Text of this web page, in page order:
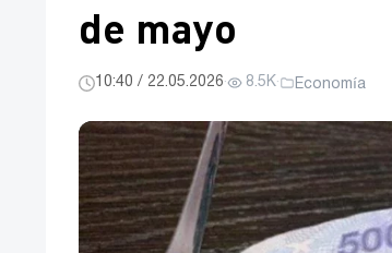
de mayo
10:40 / 22.05.2026· 8.5K· Economía